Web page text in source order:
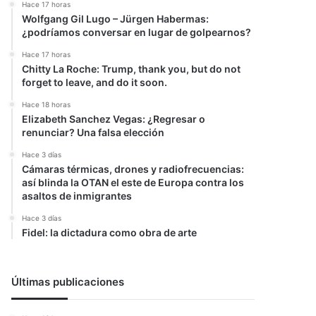
Hace 17 horas
Wolfgang Gil Lugo – Jürgen Habermas:
¿podríamos conversar en lugar de golpearnos?
Hace 17 horas
Chitty La Roche: Trump, thank you, but do not
forget to leave, and do it soon.
Hace 18 horas
Elizabeth Sanchez Vegas: ¿Regresar o
renunciar? Una falsa elección
Hace 3 días
Cámaras térmicas, drones y radiofrecuencias:
así blinda la OTAN el este de Europa contra los
asaltos de inmigrantes
Hace 3 días
Fidel: la dictadura como obra de arte
Últimas publicaciones